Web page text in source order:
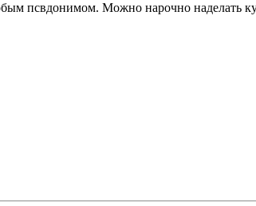
псвдонимом. Можно нарочно наделать